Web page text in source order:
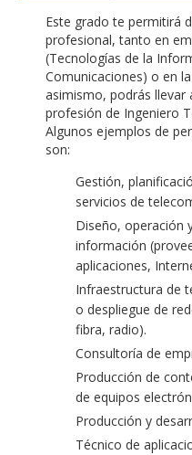
Este grado te permitirá
profesional, tanto en
(Tecnologías de la
Comunicaciones) o en
asimismo, podrás llevar
profesión de Ingeniero
Algunos ejemplos de
son:
Gestión,
servicios de
Diseño, operación
información
aplicaciones,
Infraestructura de
o despliegue de
fibra, radio).
Consultoría de
Producción de
de equipos
Producción y
Técnico de